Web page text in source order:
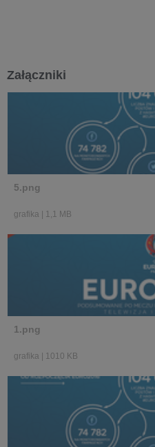
Załączniki
5.png
grafika 1,1 MB
1.png
grafika 1010 KB